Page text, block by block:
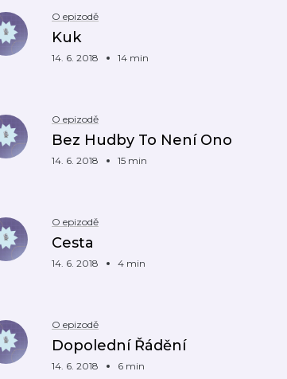
O epizodě
Kuk
14. 6. 2018 14 min
O epizodě
Bez Hudby To Není Ono
14. 6. 2018 15 min
O epizodě
Cesta
14. 6. 2018 4 min
O epizodě
Dopolední Řádění
14. 6. 2018 6 min